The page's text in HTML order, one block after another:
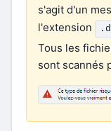
s'agit d'un
l'extension
Tous les
sont scannés